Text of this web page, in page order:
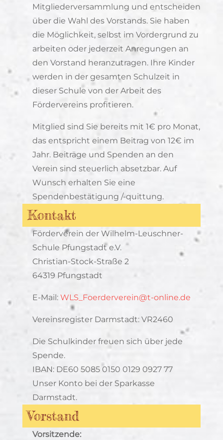
Mitgliederversammlung und entscheiden
über die Wahl des Vorstands. Sie haben
die Möglichkeit, selbst im Vordergrund zu
arbeiten oder jederzeit Anregungen an
den Vorstand heranzutragen. Ihre Kinder
werden in der gesamten Schulzeit in
dieser Schule von der Arbeit des
Fördervereins profitieren.
Mitglied sind Sie bereits mit 1€ pro Monat,
das entspricht einem Beitrag von 12€ im
Jahr. Beiträge und Spenden an den
Verein sind steuerlich absetzbar. Auf
Wunsch erhalten Sie eine
Spendenbestätigung /-quittung.
Kontakt
Förderverein der Wilhelm-Leuschner-
Schule Pfungstadt e.V.
Christian-Stock-Straße 2
64319 Pfungstadt
E-Mail: WLS_Foerderverein@t-online.de
Vereinsregister Darmstadt: VR2460
Die Schulkinder freuen sich über jede
Spende.
IBAN: DE60 5085 0150 0129 0927 77
Unser Konto bei der Sparkasse
Darmstadt.
Vorstand
Vorsitzende: